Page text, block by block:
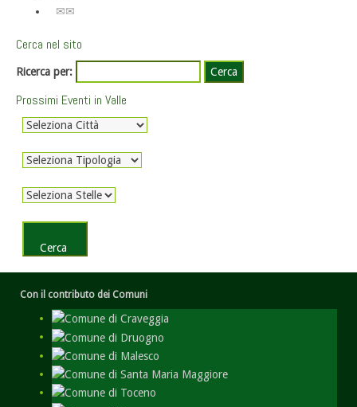
Cerca nel sito
Ricerca per:
Prossimi Eventi in Valle
Con il contributo dei Comuni